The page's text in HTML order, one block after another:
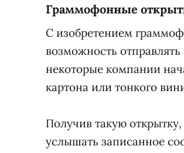
Граммофонные
С изобретением
возможность
некоторые компании
картона или тонкого
Получив такую
услышать записанное